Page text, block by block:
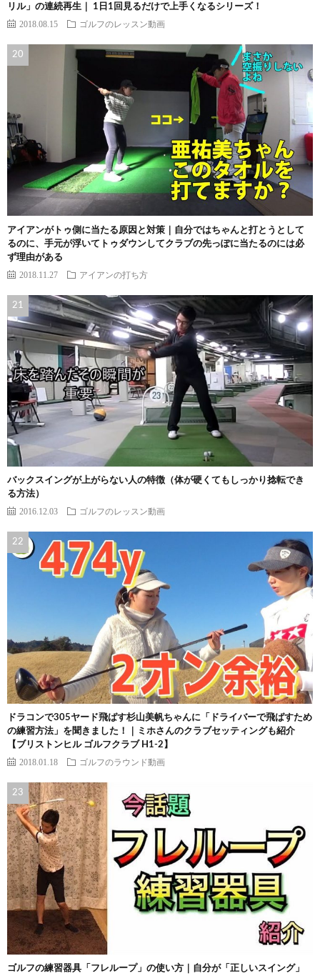
リル」の連続再生｜ 1日1回見るだけで上手くなるシリーズ！
2018.08.15 ゴルフのレッスン動画
アイアンがトゥ側に当たる原因と対策｜自分ではちゃんと打とうとして
るのに、手元が浮いてトゥダウンしてクラブの先っぽに当たるのには必
ず理由がある
2018.11.27 アイアンの打ち方
バックスイングが上がらない人の特徴（体が硬くてもしっかり捻転でき
る方法）
2016.12.03 ゴルフのレッスン動画
ドラコンで305ヤード飛ばす杉山美帆ちゃんに「ドライバーで飛ばすため
の練習方法」を聞きました！｜ミホさんのクラブセッティングも紹介
【ブリストンヒル ゴルフクラブ H1-2】
2018.01.18 ゴルフのラウンド動画
ゴルフの練習器具「フレループ」の使い方｜自分が「正しいスイング」